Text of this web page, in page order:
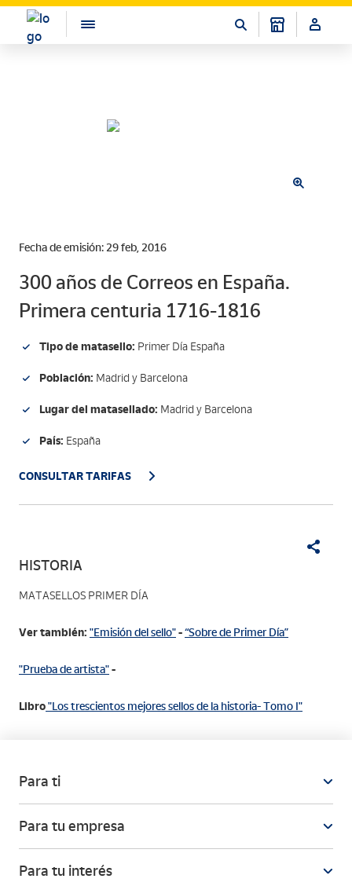
Fecha de emisión: 29 feb, 2016
300 años de Correos en España.
Primera centuria 1716-1816
Tipo de matasello: Primer Día España
Población: Madrid y Barcelona
Lugar del matasellado: Madrid y Barcelona
País: España
CONSULTAR TARIFAS
HISTORIA
MATASELLOS PRIMER DÍA
Ver también: "Emisión del sello"-“Sobre de Primer Día”
"Prueba de artista"-
Libro"Los trescientos mejores sellos de la historia- Tomo I"
Para ti
Para tu empresa
Para tu interés